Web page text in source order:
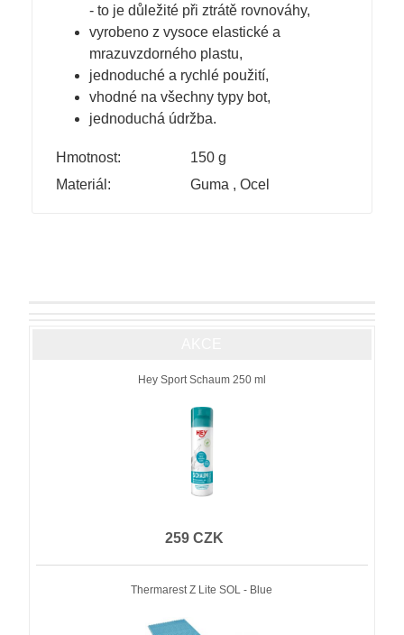
- to je důležité při ztrátě rovnováhy,
vyrobeno z vysoce elastické a
mrazuvzdorného plastu,
jednoduché a rychlé použití,
vhodné na všechny typy bot,
jednoduchá údržba.
Hmotnost:
150 g
Materiál:
Guma , Ocel
Hey Sport Schaum 250 ml
259 CZK
Thermarest Z Lite SOL - Blue